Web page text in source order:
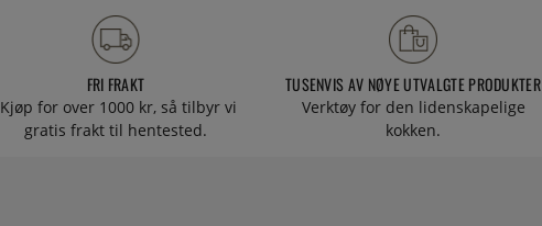
FRI FRAKT
Kjøp for over 1000 kr, så tilbyr vi
gratis frakt til hentested.
TUSENVIS AV NØYE UTVALGTE PRODUKTER
Verktøy for den lidenskapelige
kokken.